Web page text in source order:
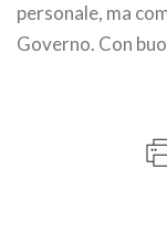
personale, ma
Governo. Con